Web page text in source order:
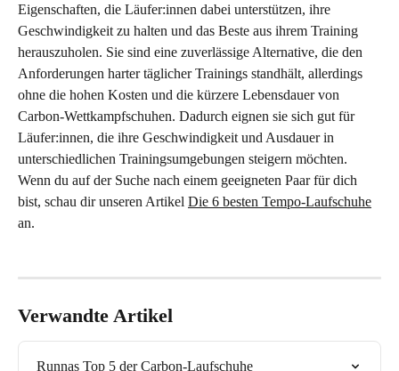
Eigenschaften, die Läufer:innen dabei unterstützen, ihre
Geschwindigkeit zu halten und das Beste aus ihrem Training
herauszuholen. Sie sind eine zuverlässige Alternative, die den
Anforderungen harter täglicher Trainings standhält, allerdings
ohne die hohen Kosten und die kürzere Lebensdauer von
Carbon-Wettkampfschuhen. Dadurch eignen sie sich gut für
Läufer:innen, die ihre Geschwindigkeit und Ausdauer in
unterschiedlichen Trainingsumgebungen steigern möchten.
Wenn du auf der Suche nach einem geeigneten Paar für dich
bist, schau dir unseren Artikel Die 6 besten Tempo-Laufschuhe
an.
Verwandte Artikel
Runnas Top 5 der Carbon-Laufschuhe